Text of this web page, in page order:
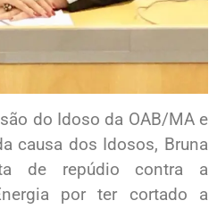
do Idoso da OAB/MA e
causa dos Idosos, Bruna
de repúdio contra a
por ter cortado a